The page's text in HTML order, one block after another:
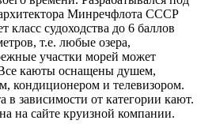
Минречфлота СССР
класс судоходства до 6 баллов
т.е. любые озера,
участки морей может
каюты оснащены душем,
кондиционером и телевизором.
в зависимости от категории кают.
на сайте круизной компании.